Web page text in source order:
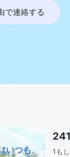
で連絡する
1も